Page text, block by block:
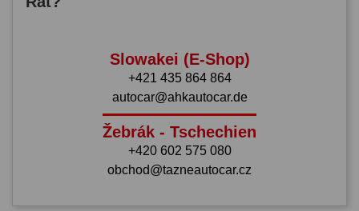
Slowakei (E-Shop)
+421 435 864 864
autocar@ahkautocar.de
Žebrák - Tschechien
+420 602 575 080
obchod@tazneautocar.cz